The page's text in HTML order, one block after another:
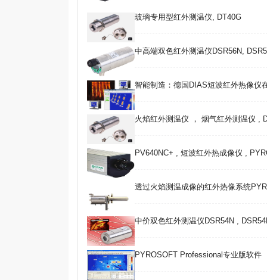
玻璃专用型红外测温仪, DT40G
中高端双色红外测温仪DSR56N,
智能制造：德国DIAS短波红外热像仪
火焰红外测温仪 ， 烟气红外测温仪 ,
PV640NC+ , 短波红外热成像仪 ,
透过火焰测温成像的红外热像系统
中价双色红外测温仪DSR54N ,
PYROSOFT Professional专业版软件